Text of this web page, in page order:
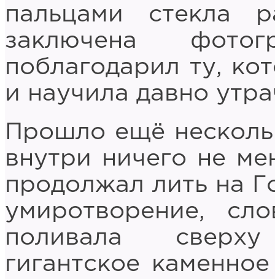
пальцами стекла
заключена
поблагодарил ту,
и научила давно
Прошло ещё
внутри ничего не
продолжал лить на
умиротворение,
поливала
гигантское